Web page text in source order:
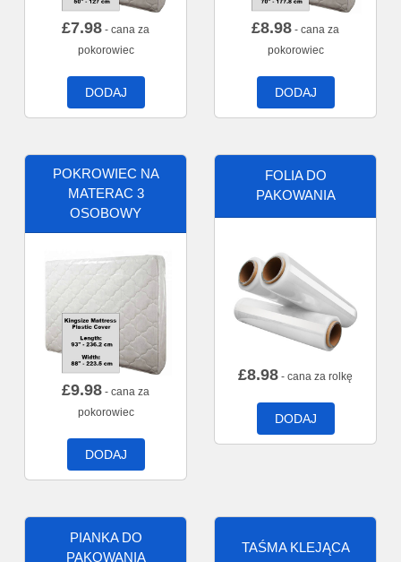
£7.98 - cana za
pokorowiec
DODAJ
£8.98 - cana za
pokorowiec
DODAJ
POKROWIEC NA
MATERAC 3
OSOBOWY
£9.98 - cana za
pokorowiec
DODAJ
FOLIA DO
PAKOWANIA
£8.98 - cana za rolkę
DODAJ
PIANKA DO
PAKOWANIA
TAŚMA KLEJĄCA